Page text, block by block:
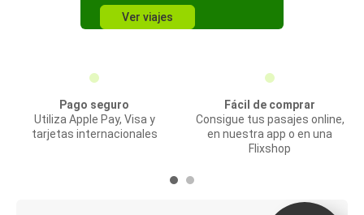
Ver viajes
Pago seguro
Utiliza Apple Pay, Visa y
tarjetas internacionales
Fácil de comprar
Consigue tus pasajes online,
en nuestra app o en una
Flixshop